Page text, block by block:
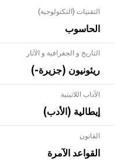
التقنيات (التكنولوجية)
الحاسوب
التاريخ و الجغرافية و الآثار
ريئونيون (جزيرة-)
الآداب اللاتينية
إيطالية (الأدب)
القانون
القواعد الآمرة
- هل تعلم أن الأبلق نوع
بالعمارة الإسلامية في
المعمار على بناء مداميكه